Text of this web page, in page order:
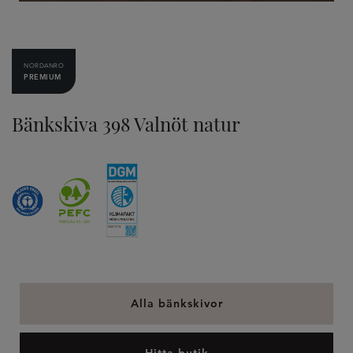
Bänkskiva 398 Valnöt natur
NORDANRO
PREMIUM
Alla bänkskivor